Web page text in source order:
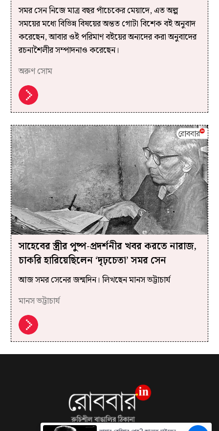
সমর সেন নিজে মাত্র বছর পাঁচেকের মেয়াদে, এত অল্প
সময়ের মধ্যে বিভিন্ন বিষয়ের অন্তত গোটা বিশেক বই অনুবাদ
করেছেন, আবার ওই পরিমাণ বইয়ের অন্যদের করা অনুবাদের
রচনাশৈলীর সম্পাদনাও করেছেন।
অরুণ সোম
সাহেবের স্ত্রীর পুষ্প-প্রদর্শনীর খবর করতে নারাজ,
চাকরি হারিয়েছিলেন ‘দৃঢ়চেতা’ সমর সেন
আজ সমর সেনের জন্মদিন। লিখছেন মানস ভট্টাচার্য
মানস ভট্টাচার্য